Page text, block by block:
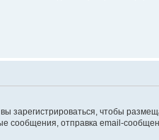
зарегистрироваться, чтобы
отправка email-